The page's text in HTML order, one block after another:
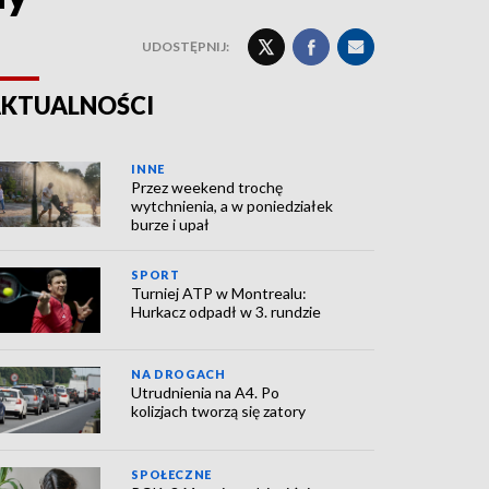
UDOSTĘPNIJ:
INNE
Przez weekend trochę
wytchnienia, a w poniedziałek
burze i upał
SPORT
Turniej ATP w Montrealu:
Hurkacz odpadł w 3. rundzie
NA DROGACH
Utrudnienia na A4. Po
kolizjach tworzą się zatory
SPOŁECZNE